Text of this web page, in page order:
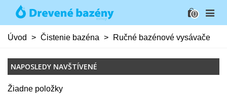
0
Úvod > Čistenie bazéna > Ručné bazénové vysávače
NAPOSLEDY NAVŠTÍVENÉ
Žiadne položky